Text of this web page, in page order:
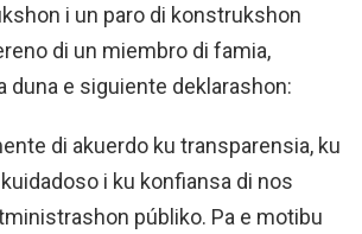
i un paro di konstrukshon
di un miembro di famia,
duna e siguiente deklarashon:
di akuerdo ku transparensia, ku
i ku konfiansa di nos
públiko. Pa e motibu